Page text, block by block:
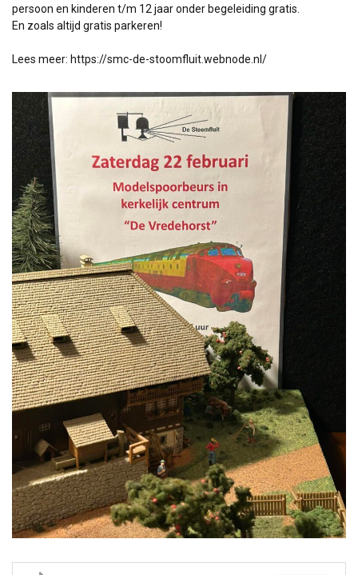
persoon en kinderen t/m 12 jaar onder begeleiding gratis.
En zoals altijd gratis parkeren!
Lees meer: https://smc-de-stoomfluit.webnode.nl/